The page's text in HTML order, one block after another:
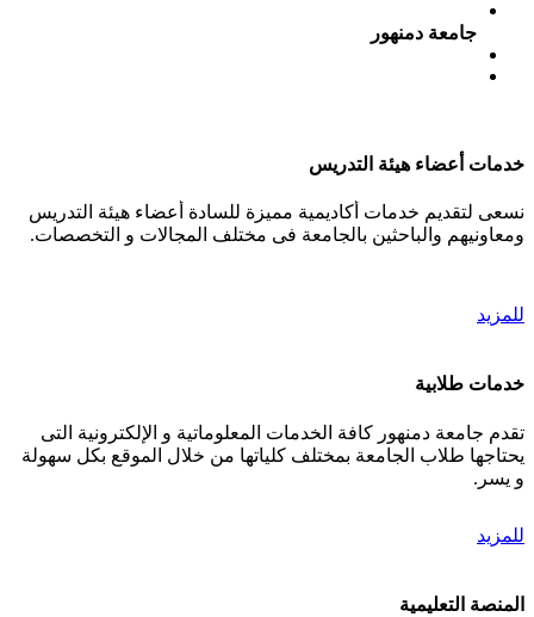
جامعة دمنهور
خدمات أعضاء هيئة التدريس
نسعى لتقديم خدمات أكاديمية مميزة للسادة أعضاء هيئة التدريس
ومعاونيهم والباحثين بالجامعة فى مختلف المجالات و التخصصات.
للمزيد
خدمات طلابية
تقدم جامعة دمنهور كافة الخدمات المعلوماتية و الإلكترونية التى
يحتاجها طلاب الجامعة بمختلف كلياتها من خلال الموقع بكل سهولة
و يسر.
للمزيد
المنصة التعليمية